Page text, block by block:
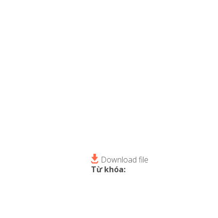
Download file
Từ khóa: